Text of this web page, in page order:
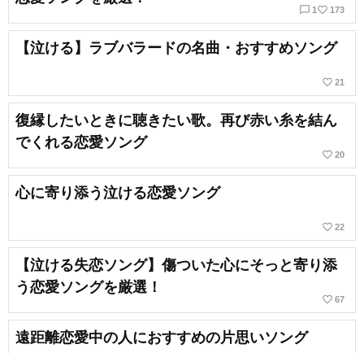
chat_bubble_outline 1 favorite_border 173
【泣ける】ラブバラードの名曲・おすすめソング
favorite_border 21
復縁したいときに聴きたい歌。再び赤い糸を結ん
でくれる恋愛ソング
favorite_border 20
心に寄り添う泣ける恋愛ソング
favorite_border 22
【泣ける失恋ソング】傷ついた心にそっと寄り添
う恋愛ソングを厳選！
favorite_border 67
遠距離恋愛中の人におすすめの片思いソング